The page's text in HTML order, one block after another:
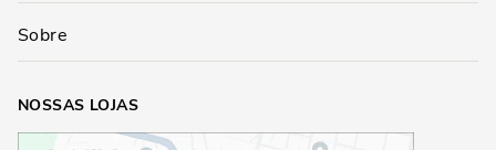
Sobre
NOSSAS LOJAS